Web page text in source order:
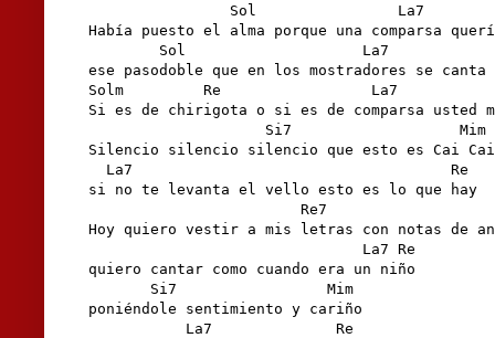
Sol                La7
Había puesto el alma porque una comparsa
Sol                    La7
ese pasodoble que en los mostradores se canta
Solm         Re                 La7
Si es de chirigota o si es de comparsa usted
                    Si7                   Mim
Silencio silencio silencio que esto es Cai Cai
  La7                                    Re
si no te levanta el vello esto es lo que hay
Re7
Hoy quiero vestir a mis letras con notas de
                               La7 Re
quiero cantar como cuando era un niño
       Si7                 Mim
poniéndole sentimiento y cariño
           La7              Re